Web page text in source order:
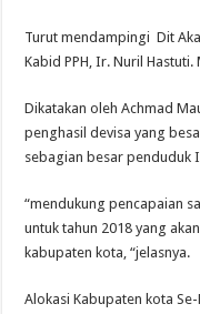
Turut mendampingi Dit
Kabid PPH, Ir. Nuril Hastuti.
Dikatakan oleh Achmad
penghasil devisa yang
sebagian besar penduduk
“mendukung pencapaian
untuk tahun 2018 yang
kabupaten kota, “jelasnya.
Alokasi Kabupaten kota